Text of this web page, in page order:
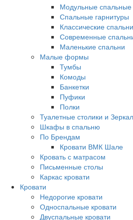
Модульные спальные
Спальные гарнитуры
Классические спальни
Современные
Маленькие спальни
Малые формы
Тумбы
Комоды
Банкетки
Пуфики
Полки
Туалетные столики и
Шкафы в спальню
По Брендам
Кровати ВМК Шале
Кровать с матрасом
Письменные столы
Каркас кровати
Кровати
Недорогие кровати
Односпальные кровати
Двуспальные кровати